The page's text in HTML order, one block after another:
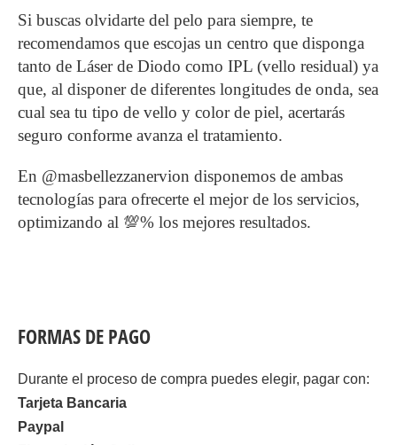
Si buscas olvidarte del pelo para siempre, te
recomendamos que escojas un centro que disponga
tanto de Láser de Diodo como IPL (vello residual) ya
que, al disponer de diferentes longitudes de onda, sea
cual sea tu tipo de vello y color de piel, acertarás
seguro conforme avanza el tratamiento.
En @masbellezzanervion disponemos de ambas
tecnologías para ofrecerte el mejor de los servicios,
optimizando al 💯% los mejores resultados.
FORMAS DE PAGO
Durante el proceso de compra puedes elegir, pagar con:
Tarjeta Bancaria
Paypal